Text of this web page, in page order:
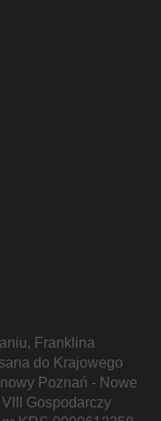
Franklina
do Krajowego
Poznań - Nowe
Gospodarczy